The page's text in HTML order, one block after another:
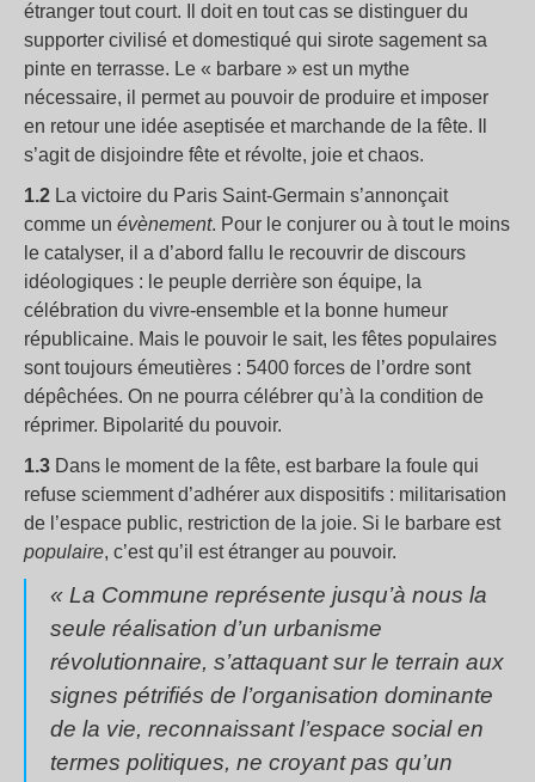
étranger tout court. Il doit en tout cas se distinguer du
supporter civilisé et domestiqué qui sirote sagement sa
pinte en terrasse. Le « barbare » est un mythe
nécessaire, il permet au pouvoir de produire et imposer
en retour une idée aseptisée et marchande de la fête. Il
s’agit de disjoindre fête et révolte, joie et chaos.
1.2 La victoire du Paris Saint-Germain s’annonçait
comme un évènement. Pour le conjurer ou à tout le moins
le catalyser, il a d’abord fallu le recouvrir de discours
idéologiques : le peuple derrière son équipe, la
célébration du vivre-ensemble et la bonne humeur
républicaine. Mais le pouvoir le sait, les fêtes populaires
sont toujours émeutières : 5400 forces de l’ordre sont
dépêchées. On ne pourra célébrer qu’à la condition de
réprimer. Bipolarité du pouvoir.
1.3 Dans le moment de la fête, est barbare la foule qui
refuse sciemment d’adhérer aux dispositifs : militarisation
de l’espace public, restriction de la joie. Si le barbare est
populaire, c’est qu’il est étranger au pouvoir.
« La Commune représente jusqu’à nous la
seule réalisation d’un urbanisme
révolutionnaire, s’attaquant sur le terrain aux
signes pétrifiés de l’organisation dominante
de la vie, reconnaissant l’espace social en
termes politiques, ne croyant pas qu’un